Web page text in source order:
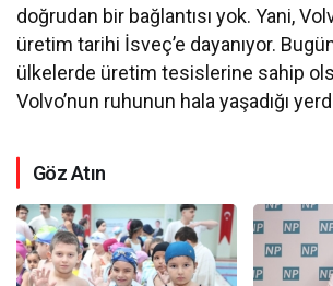
doğrudan bir bağlantısı yok. Yani,
üretim tarihi İsveç’e dayanıyor.
ülkelerde üretim tesislerine sahip
Volvo’nun ruhunun hala yaşadığı
Göz Atın